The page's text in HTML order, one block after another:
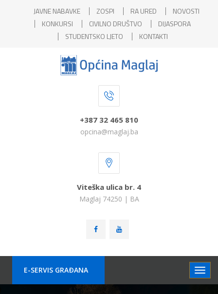
JAVNE NABAVKE ZOSPI RA URED
NOVOSTI
KONKURSI
CIVILNO DRUŠTVO
DIJASPORA
STUDENTSKO LJETO
KONTAKTI
+387 32 465 810
opcina@maglaj.ba
Viteška ulica br. 4
Maglaj 74250 | BA
E-SERVIS GRAÐANA